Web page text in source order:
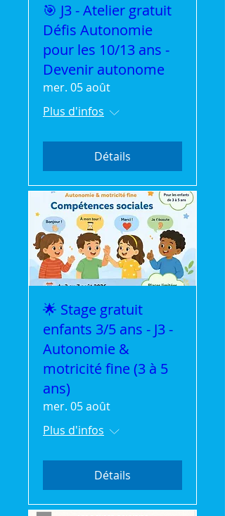
🎯 J3 - Atelier gratuit
Défis Autonomie
pour les 10/13 ans -
Devenir autonome
mer. 05 août
Plus d'infos
Détails
🌟 Stage gratuit
enfants 3/5 ans - J3 -
Autonomie &
motricité fine (3 à 5
ans)
mer. 05 août
Plus d'infos
Détails